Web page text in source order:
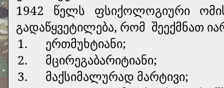
1942 წელს ფსიქოლოგიური
გადაწყვეტილება, რომ შეექმნათ
1.
ერთმუხტიანი;
2.
მცირეგაბარიტიანი;
3.
მაქსიმალურად მარტივი;